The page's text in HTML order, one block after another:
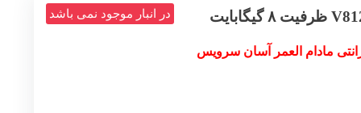
مادام العمر آسان سرویس
در انبار موجود نمی باشد